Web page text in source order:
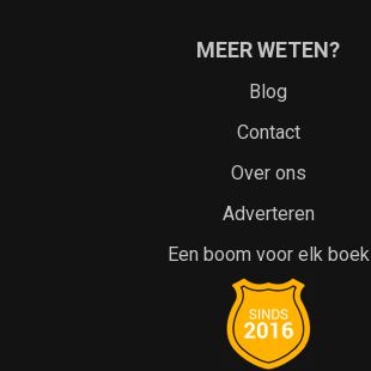
MEER WETEN?
Blog
Contact
Over ons
Adverteren
Een boom voor elk boek